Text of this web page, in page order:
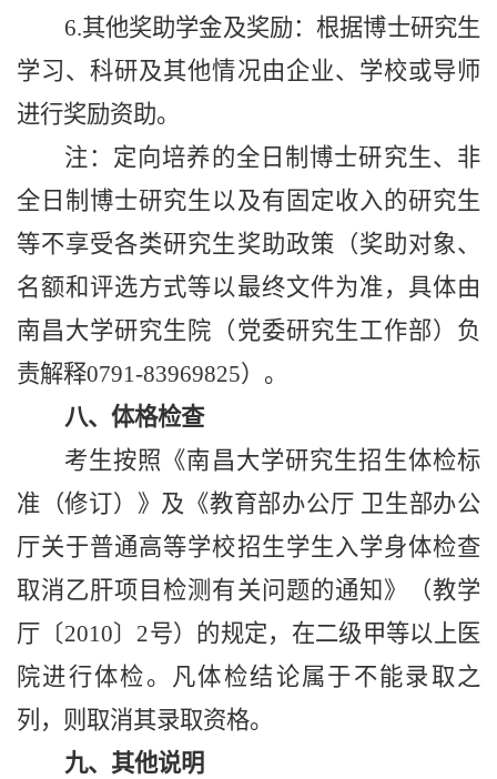
6.其他奖助学金及奖励：根据博士研究生
学习、科研及其他情况由企业、学校或导师
进行奖励资助。
注 ： 定向培养的全日制博士研究生、非
全日制博士研究生以及有固定收入的研究生
等不享受各类研究生奖助政策（奖助对象、
名额和评选方式等以最终文件为准，具体由
南昌大学研究生院（ 党委研究生工作部） 负
责解释0791-83969825）。
八、体格检查
考生按照《南昌大学研究生招生体检标
准（修订）》及《教育部办公厅 卫生部办公
厅关于普通高等学校招生学生入学身体检查
取消乙肝项目检测有关问题的通知》（教学
厅〔2010〕2号）的规定，在二级甲等以上医
院进行体检。凡体检结论属于不能录取之
列，则取消其录取资格。
九、其他说明